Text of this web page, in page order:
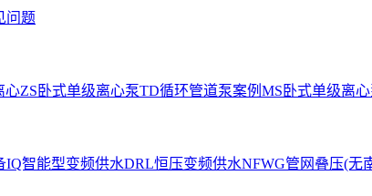
问题
心ZS卧式单级离心泵TD循环管道泵案例 MS卧式单级离心
IQ智能型变频供水DRL恒压变频供水NFWG管网叠压(无